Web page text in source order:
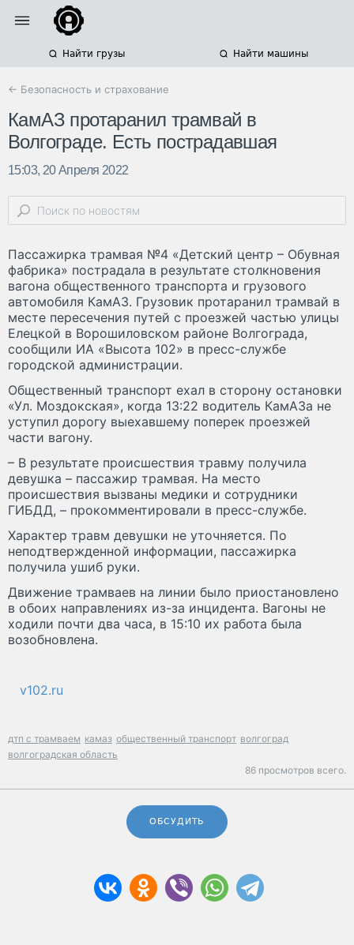
Найти грузы Найти машины
← Безопасность и страхование
КамАЗ протаранил трамвай в
Волгограде. Есть пострадавшая
15:03, 20 Апреля 2022
Пассажирка трамвая №4 «Детский центр – Обувная
фабрика» пострадала в результате столкновения
вагона общественного транспорта и грузового
автомобиля КамАЗ. Грузовик протаранил трамвай в
месте пересечения путей с проезжей частью улицы
Елецкой в Ворошиловском районе Волгограда,
сообщили ИА «Высота 102» в пресс-службе
городской администрации.
Общественный транспорт ехал в сторону остановки
«Ул. Моздокская», когда 13:22 водитель КамАЗа не
уступил дорогу выехавшему поперек проезжей
части вагону.
– В результате происшествия травму получила
девушка – пассажир трамвая. На место
происшествия вызваны медики и сотрудники
ГИБДД, – прокомментировали в пресс-службе.
Характер травм девушки не уточняется. По
неподтвержденной информации, пассажирка
получила ушиб руки.
Движение трамваев на линии было приостановлено
в обоих направлениях из-за инцидента. Вагоны не
ходили почти два часа, в 15:10 их работа была
возобновлена.
v102.ru
дтп с трамваем камаз общественный транспорт волгоград
волгоградская область
86 просмотров всего.
ОБСУДИТЬ